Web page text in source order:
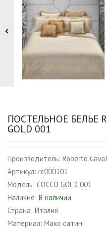
ПОСТЕЛЬНОЕ БЕЛЬЕ
GOLD 001
Производитель: Roberto
Артикул: rc000101
Модель: COCCO GOLD 001
Наличие: В наличии
Страна: Италия
Материал: Мако сатин